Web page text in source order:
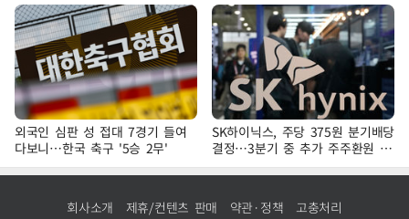
외국인 심판 성 접대 7경기 들여
다보니…한국 축구 '5승 2무'
SK하이닉스, 주당 375원 분기배당
결정…3분기 중 추가 주주환원 발
표
회사소개 제휴/컨텐츠 판매 약관·정책 고충처리